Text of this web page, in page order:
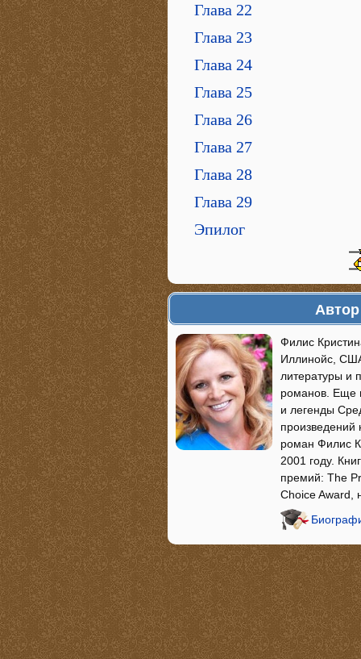
Глава 22
Глава 23
Глава 24
Глава 25
Глава 26
Глава 27
Глава 28
Глава 29
Эпилог
Филис
Иллинойс,
литературы и
романов. Еще
и легенды
произведений
роман Филис
2001 году.
премий: The
Choice Award,